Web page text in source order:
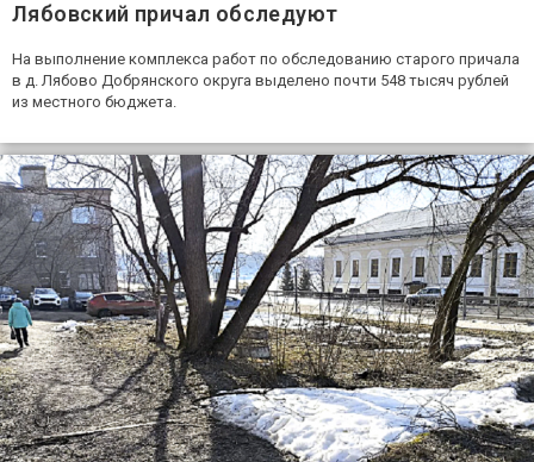
Лябовский причал обследуют
На выполнение комплекса работ по обследованию старого причала
в д. Лябово Добрянского округа выделено почти 548 тысяч рублей
из местного бюджета.